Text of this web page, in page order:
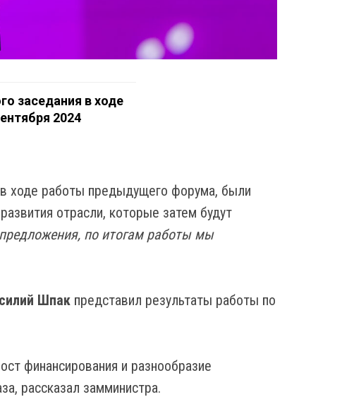
заседания в ходе
2024
ходе работы предыдущего форума, были
отрасли, которые затем будут
по итогам работы мы
Шпак представил результаты работы по
финансирования и разнообразие
рассказал замминистра.